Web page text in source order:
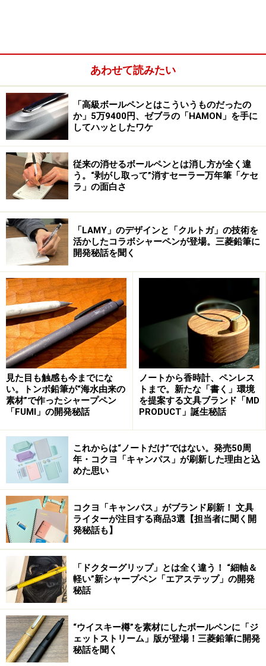
まだ慣れないうちに撮ったので焼きムラがあるが、この状態
でも、驚くほどおいしかった。焼き加減を確認しながら焼け
ば、失敗はほぼないのもうれしい
使い方はとても簡単。まず、プレートをコンロに乗せ
て、中火で2分程度温めます。この予熱によって、トー
スターの中に十分な遠赤外線が発生するわけです。そこ
に食パンを入れて1分から2分ほど焼いたらひっくり返し
て、もう片面を1分から1分半焼けば、おいしいトースト
が完成します。焼き加減を確かめながら焼けるので、好
みに合わせた焼き方が簡単にできることも、気に入って
いるポイントです。
お手入れも簡単。フッ素加工されているので焦げ付きに
くく、中性洗剤と柔らかいスポンジでさっと洗うだけで
キレイになります。コンパクトなので、キッチンで場所
を取らないのもうれしいですね。
耳までおいしく食べられる絶品トースト
この切り口でも分かる、ふっくらした焼き上がり。モッチリ
ではなく、サックリふっくらな感じに仕上がるので気に入っ
ている。
肝心の味ですが、私個人の感想としては、外はサクッ
と、中は熱々でふっくら、という感じです。そして、何
あわせて読みたい
「高級ボールペンとはこういうものだったの
か」5万9400円、ゼブラの「HAMON」を手に
してハッとしたワケ
従来の消せるボールペンとは消し方が全く違
う。“剥がし取って”消すセーラー万年筆「ケセ
ラ」の面白さ
「LAMY」のデザインと「クルトガ」の技術を
活かしたコラボシャーペンが登場。三菱鉛筆に
開発秘話を聞く
見た目も触感も今までにな
い。トンボ鉛筆が“海水由来の
素材”で作ったシャープペン
「FUMI」の開発秘話
ノートから香時計、ペンレス
トまで。新たな「書く」環境
を提案する文具ブランド「MD
PRODUCT」誕生秘話
これからは“ノートだけ”ではない。発売50周
年・コクヨ「キャンパス」が刷新した理由と込
めた思い
コクヨ「キャンパス」がブランド刷新！ 文具
ライターが注目する商品3選【担当者に聞く開
発秘話も】
「ドクターグリップ」とは全く違う！ “細軸＆
軽い”新シャープペン「エアステップ」の開発
秘話
“ウイスキー樽”を素材にしたボールペンに「ジ
ェットストリーム」版が登場！三菱鉛筆に開発
秘話を聞く